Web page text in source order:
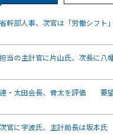
幹部人事、次官は「労働シフト
当の主計官に片山氏、次長に
・太田会長、骨太を評価 要望
官に宇波氏、主計局長は坂本